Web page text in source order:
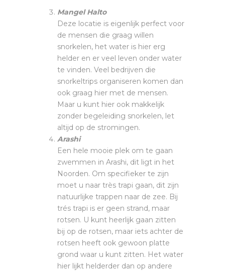
Mangel Halto
Deze locatie is eigenlijk perfect voor
de mensen die graag willen
snorkelen, het water is hier erg
helder en er veel leven onder water
te vinden. Veel bedrijven die
snorkeltrips organiseren komen dan
ook graag hier met de mensen.
Maar u kunt hier ook makkelijk
zonder begeleiding snorkelen, let
altijd op de stromingen.
Arashi
Een hele mooie plek om te gaan
zwemmen in Arashi, dit ligt in het
Noorden. Om specifieker te zijn
moet u naar très trapi gaan, dit zijn
natuurlijke trappen naar de zee. Bij
trés trapi is er geen strand, maar
rotsen. U kunt heerlijk gaan zitten
bij op de rotsen, maar iets achter de
rotsen heeft ook gewoon platte
grond waar u kunt zitten. Het water
hier lijkt helderder dan op andere